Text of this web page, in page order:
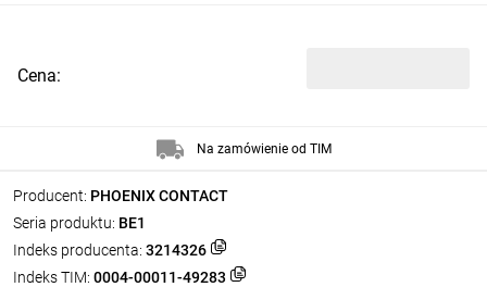
Producent: PHOENIX CONTACT
Seria produktu: BE1
Indeks producenta: 3214326
Indeks TIM: 0004-00011-49283
Cena:
Na zamówienie od TIM